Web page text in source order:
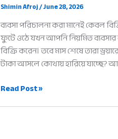
Shimin Afroj/June 28, 2026
ব্যবসা পরিচালনা করা মানেই কেবল
ফুটে ওঠে যখন আপনি নিয়মিত ব্যবসার
বিক্রি করেন। তবে মাস শেষে তারা
টাকা আসলে কোথায় হারিয়ে যাচ্ছে?
ব্যবসার
Read Post »